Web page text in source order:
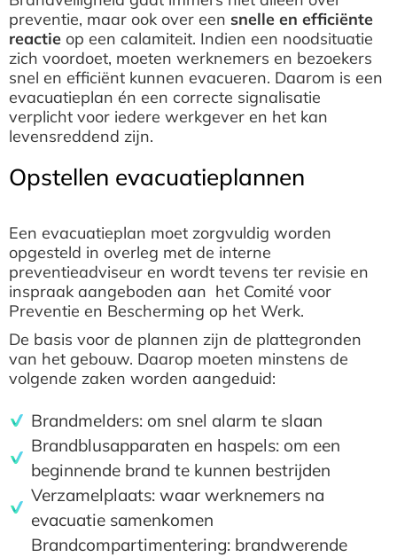
preventie, maar ook over een snelle en efficiënte
reactie op een calamiteit. Indien een noodsituatie
zich voordoet, moeten werknemers en bezoekers
snel en efficiënt kunnen evacueren. Daarom is een
evacuatieplan én een correcte signalisatie
verplicht voor iedere werkgever en het kan
levensreddend zijn.
Opstellen evacuatieplannen
Een evacuatieplan moet zorgvuldig worden
opgesteld in overleg met de interne
preventieadviseur en wordt tevens ter revisie en
inspraak aangeboden aan het Comité voor
Preventie en Bescherming op het Werk.
De basis voor de plannen zijn de plattegronden
van het gebouw. Daarop moeten minstens de
volgende zaken worden aangeduid:
Brandmelders: om snel alarm te slaan
Brandblusapparaten en haspels: om een
beginnende brand te kunnen bestrijden
Verzamelplaats: waar werknemers na
evacuatie samenkomen
Brandcompartimentering: brandwerende